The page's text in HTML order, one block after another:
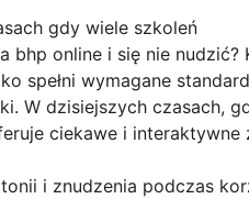
gdy wiele szkoleń
bhp online i się nie
spełni wymagane
W dzisiejszych czasach,
ciekawe i
i znudzenia podczas